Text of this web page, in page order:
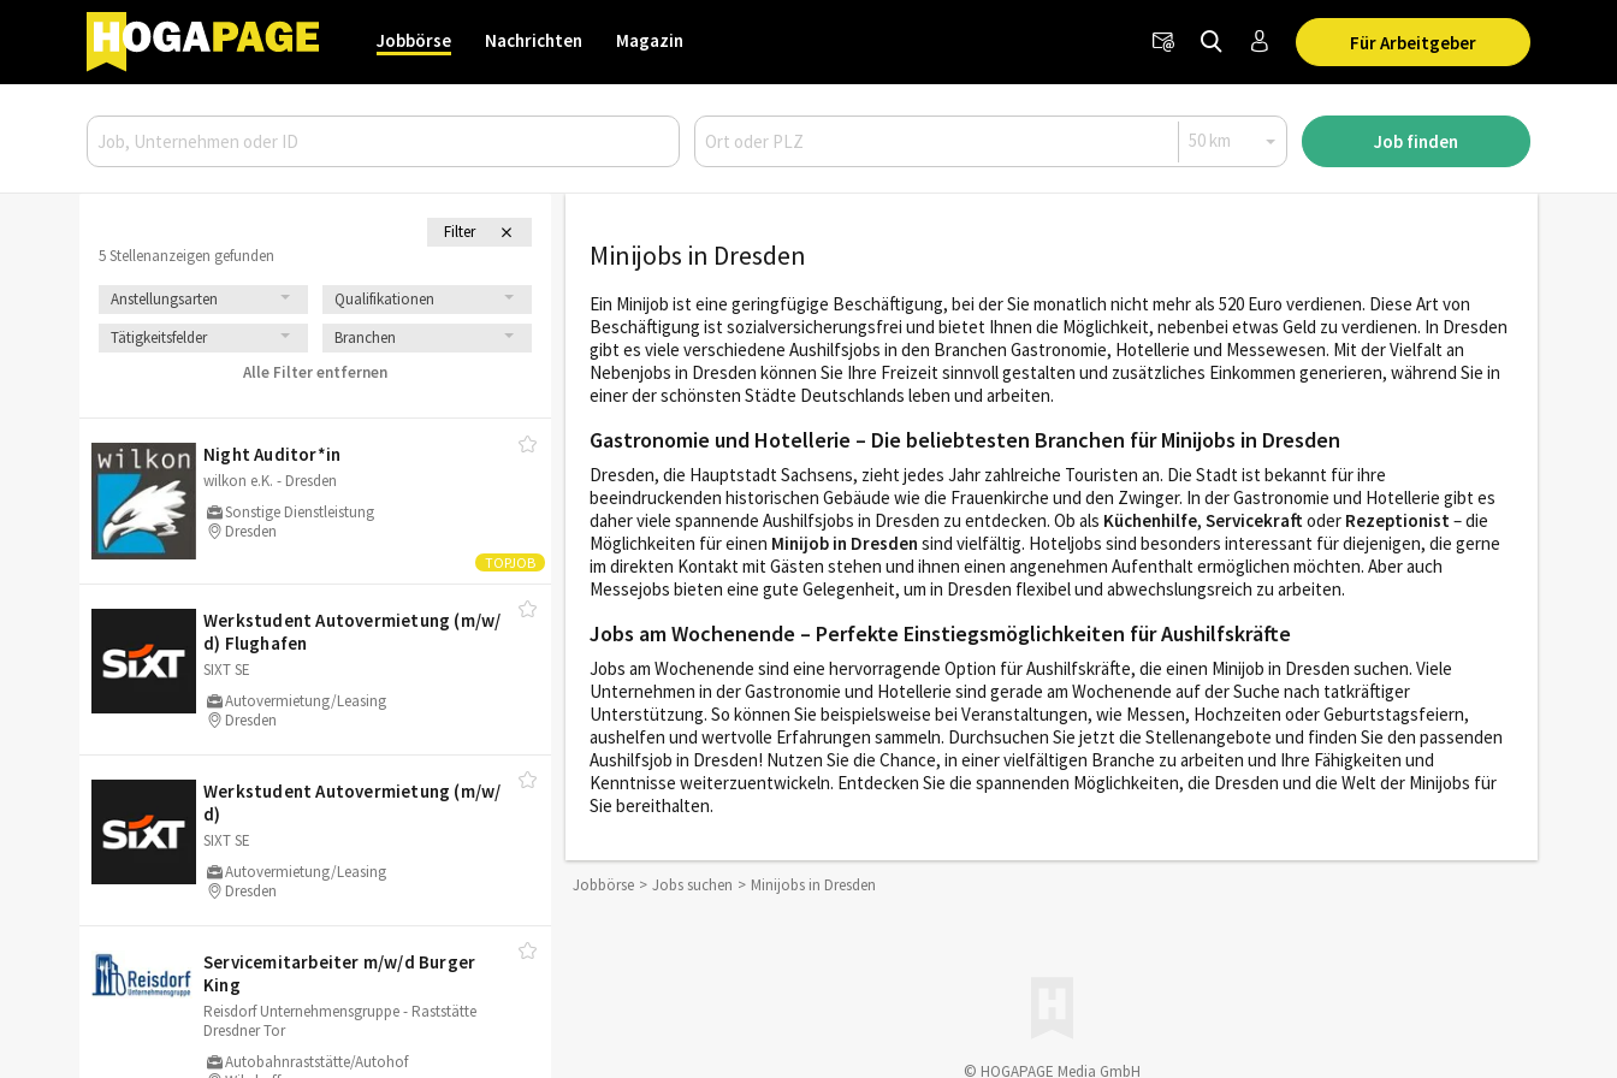
Für Arbeitgeber
Jobbörse Nachrichten Magazin
Job finden
Filter
5 Stellenanzeigen gefunden
Anstellungsarten
Qualifikationen
Tätigkeitsfelder
Branchen
Alle Filter entfernen
Night Auditor*in
wilkon e.K. - Dresden
Sonstige Dienstleistung
Dresden
Werkstudent Autovermietung (m/​w/​
d) Flughafen
SIXT SE
Autovermietung/Leasing
Dresden
Werkstudent Autovermietung (m/​w/​
d)
SIXT SE
Autovermietung/Leasing
Dresden
Servicemitarbeiter m/​w/​d Burger
King
Reisdorf Unternehmensgruppe - Raststätte
Dresdner Tor
Autobahnraststätte/Autohof
Minijobs in Dresden
Ein Minijob ist eine geringfügige Beschäftigung, bei der Sie monatlich nicht mehr als 520 Euro verdienen. Diese Art von
Beschäftigung ist sozialversicherungsfrei und bietet Ihnen die Möglichkeit, nebenbei etwas Geld zu verdienen. In Dresden
gibt es viele verschiedene Aushilfsjobs in den Branchen Gastronomie, Hotellerie und Messewesen. Mit der Vielfalt an
Nebenjobs in Dresden können Sie Ihre Freizeit sinnvoll gestalten und zusätzliches Einkommen generieren, während Sie in
einer der schönsten Städte Deutschlands leben und arbeiten.
Gastronomie und Hotellerie – Die beliebtesten Branchen für Minijobs in Dresden
Dresden, die Hauptstadt Sachsens, zieht jedes Jahr zahlreiche Touristen an. Die Stadt ist bekannt für ihre
beeindruckenden historischen Gebäude wie die Frauenkirche und den Zwinger. In der Gastronomie und Hotellerie gibt es
daher viele spannende Aushilfsjobs in Dresden zu entdecken. Ob als Küchenhilfe, Servicekraft oder Rezeptionist – die
Möglichkeiten für einen Minijob in Dresden sind vielfältig. Hoteljobs sind besonders interessant für diejenigen, die gerne
im direkten Kontakt mit Gästen stehen und ihnen einen angenehmen Aufenthalt ermöglichen möchten. Aber auch
Messejobs bieten eine gute Gelegenheit, um in Dresden flexibel und abwechslungsreich zu arbeiten.
Jobs am Wochenende – Perfekte Einstiegsmöglichkeiten für Aushilfskräfte
Jobs am Wochenende sind eine hervorragende Option für Aushilfskräfte, die einen Minijob in Dresden suchen. Viele
Unternehmen in der Gastronomie und Hotellerie sind gerade am Wochenende auf der Suche nach tatkräftiger
Unterstützung. So können Sie beispielsweise bei Veranstaltungen, wie Messen, Hochzeiten oder Geburtstagsfeiern,
aushelfen und wertvolle Erfahrungen sammeln. Durchsuchen Sie jetzt die Stellenangebote und finden Sie den passenden
Aushilfsjob in Dresden! Nutzen Sie die Chance, in einer vielfältigen Branche zu arbeiten und Ihre Fähigkeiten und
Kenntnisse weiterzuentwickeln. Entdecken Sie die spannenden Möglichkeiten, die Dresden und die Welt der Minijobs für
Sie bereithalten.
Jobbörse Jobs suchen Minijobs in Dresden
© HOGAPAGE Media GmbH